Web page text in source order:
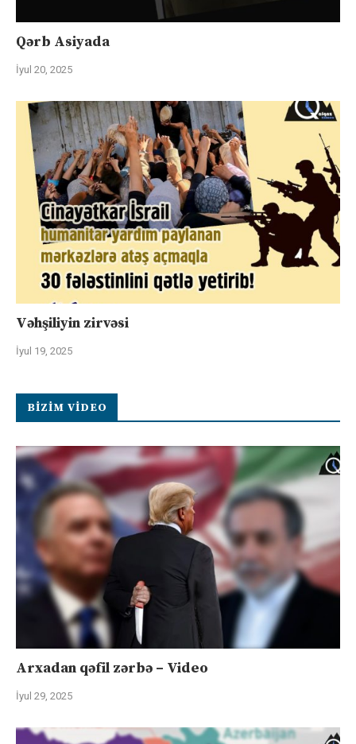
Qərb Asiyada
İyul 20, 2025
Vəhşiliyin zirvəsi
İyul 19, 2025
BIZIM VIDEO
Arxadan qəfil zərbə – Video
İyul 29, 2025